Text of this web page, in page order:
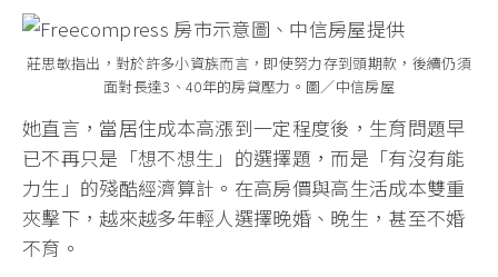
莊思敏指出，對於許多小資族而言，即使努力存到頭期款，後續仍須
面對長達3、40年的房貸壓力。圖／中信房屋
她直言，當居住成本高漲到一定程度後，生育問題早
已不再只是「想不想生」的選擇題，而是「有沒有能
力生」的殘酷經濟算計。在高房價與高生活成本雙重
夾擊下，越來越多年輕人選擇晚婚、晚生，甚至不婚
不育。